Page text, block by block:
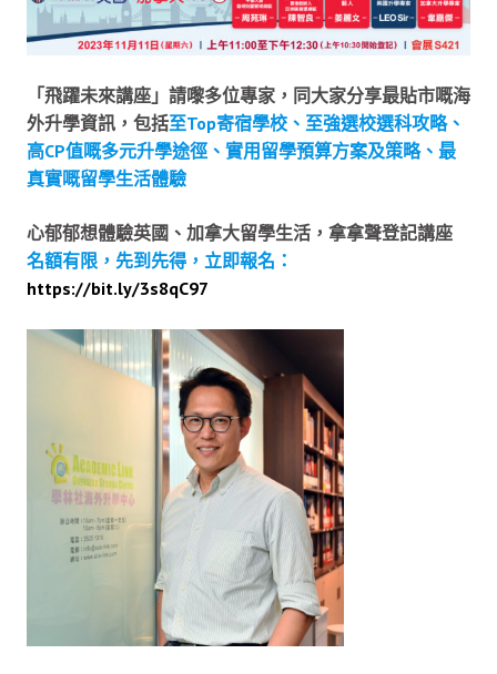
「飛躍未來講座」請嚟多位專家，同大家分享最貼市嘅海
外升學資訊，包括至Top寄宿學校、至強選校選科攻略、
高CP值嘅多元升學途徑、實用留學預算方案及策略、最
真實嘅留學生活體驗
心郁郁想體驗英國、加拿大留學生活，拿拿聲登記講座
名額有限，先到先得，立即報名：
https://bit.ly/3s8qC97